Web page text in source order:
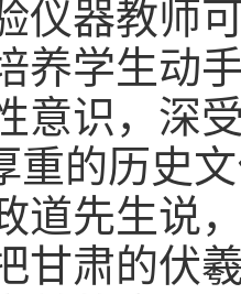
仪器教师
养学生动
意识，深
重的历史
道先生说
甘肃的伏